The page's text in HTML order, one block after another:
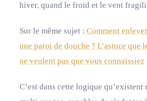
hiver, quand le froid et le vent
Sur le même sujet : Comment
une paroi de douche ? L’astuce que
ne veulent pas que vous connaissiez
C’est dans cette logique qu’existent